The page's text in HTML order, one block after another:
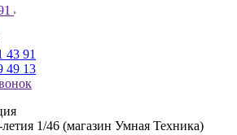
43 91
49 13
1/46 (магазин Умная Техника)